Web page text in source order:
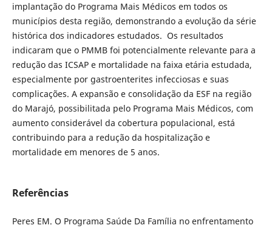
implantação do Programa Mais Médicos em todos os
municípios desta região, demonstrando a evolução da série
histórica dos indicadores estudados. Os resultados
indicaram que o PMMB foi potencialmente relevante para a
redução das ICSAP e mortalidade na faixa etária estudada,
especialmente por gastroenterites infecciosas e suas
complicações. A expansão e consolidação da ESF na região
do Marajó, possibilitada pelo Programa Mais Médicos, com
aumento considerável da cobertura populacional, está
contribuindo para a redução da hospitalização e
mortalidade em menores de 5 anos.
Referências
Peres EM. O Programa Saúde Da Família no enfrentamento